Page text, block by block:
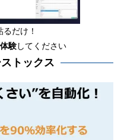
だけ！
験してください
トックス